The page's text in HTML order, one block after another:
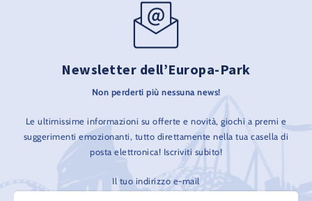
Newsletter dell’Europa-Park
Non perderti più nessuna news!
Le ultimissime informazioni su offerte e novità, giochi a premi e
suggerimenti emozionanti, tutto direttamente nella tua casella di
posta elettronica! Iscriviti subito!
Il tuo indirizzo e-mail